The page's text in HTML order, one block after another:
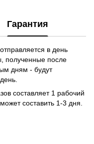
Гарантия
в день
полученные после
дням - будут
составляет 1 рабочий
составить 1-3 дня.